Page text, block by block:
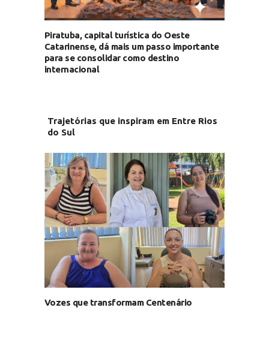
Piratuba, capital turística do Oeste
Catarinense, dá mais um passo importante
para se consolidar como destino
internacional
Trajetórias que inspiram em Entre Rios
do Sul
Vozes que transformam Centenário